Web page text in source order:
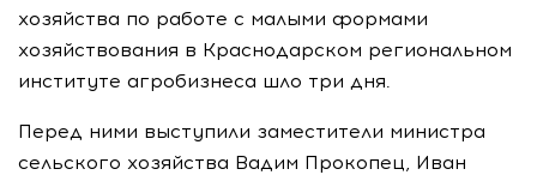
хозяйства по работе с малыми формами
хозяйствования в Краснодарском региональном
институте агробизнеса шло три дня.
Перед ними выступили заместители министра
сельского хозяйства Вадим Прокопец, Иван